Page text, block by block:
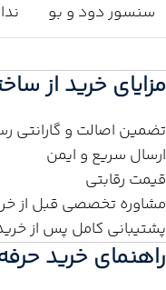
سنسور دود و بو
مزایای خرید از
تضمین اصالت و گارانتی
ارسال سریع و ایمن
قیمت رقابتی
مشاوره تخصصی قبل از
پشتیبانی کامل پس از
راهنمای خرید